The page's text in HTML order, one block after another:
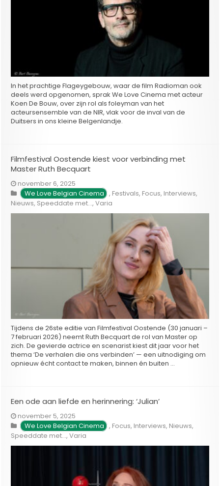
In het prachtige Flageygebouw, waar de film Radioman ook
deels werd opgenomen, sprak We Love Cinema met acteur
Koen De Bouw, over zijn rol als foleyman van het
acteursensemble van de NIR, vlak voor de inval van de
Duitsers in ons kleine Belgenlandje.
Filmfestival Oostende kiest voor verbinding met
Master Ruth Becquart
november 6, 2025
We Love Belgian Cinema , Festivals, Focus, Interviews,
Nieuws, Speeddate met...,Varia
Tijdens de 26ste editie van Filmfestival Oostende (30 januari –
7 februari 2026) neemt Ruth Becquart de rol van Master op
zich. De gevierde actrice en scenarist kiest dit jaar voor het
thema ‘De verhalen die ons verbinden’ — een uitnodiging om
opnieuw écht contact te maken, binnen én buiten …
Een ode aan liefde en herinnering: ‘Julian’
november 5, 2025
We Love Belgian Cinema , Focus, Interviews, Nieuws,
Speeddate met...,Varia